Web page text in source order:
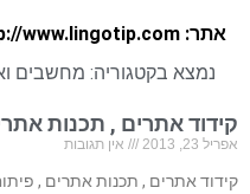
אתר: http://www.lingotip.com/
נמצא בקטגוריה: מחשבים
קידוד אתרים , תכנות
אפריל 23, 2013 אין תגובות
קידוד אתרים , תכנות אתרים ,